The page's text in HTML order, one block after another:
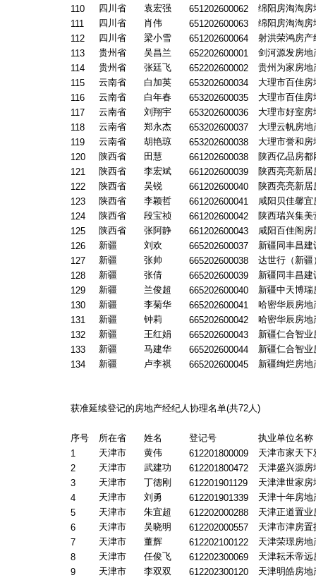
110
四川省 袁宏强 651202600062
绵阳房淘淘房
111
四川省 肖伟 651202600063
绵阳房淘淘房
112
四川省 梁小雪 651202600064
射洪荣鸿房产
113
贵州省 吴昌兰 652202600001
剑河源发房地
114
贵州省 张廷飞 652202600002
贵州为家房地
115
云南省 白加英 653202600034
大理市百佳
116
云南省 白年春 653202600035
大理市百佳
117
云南省 刘翔宇 653202600036
大理市好室
118
云南省 郑永杰 653202600037
大理云帆房
119
云南省 胡艳琼 653202600038
大理市誉和
120
陕西省 田慧 661202600038
陕西亿品房
121
陕西省 李宏斌 661202600039
陕西亮亮新
122
陕西省 吴锐 661202600040
陕西亮亮新
123
陕西省 李颖哲 661202600041
咸阳贝佳馨
124
陕西省 段宝祯 661202600042
陕西瑞兴集
125
陕西省 张阿静 661202600043
咸阳百佳阁
126
新疆 刘欢 665202600037
新疆同丰昌
127
新疆 张帅 665202600038
达世行（新疆
128
新疆 张倩 665202600039
新疆同丰昌
129
新疆 兰俊超 665202600040
新疆中天博
130
新疆 李菊华 665202600041
哈密华辰房地
131
新疆 钟莉 665202600042
哈密华辰房地
132
新疆 王红娟 665202600043
新疆仁合智
133
新疆 马建华 665202600044
新疆仁合智
134
新疆 卢李祺 665202600045 新疆绚烂房
获准延续登记的房地产经纪人协理名单(共72人)
序号 所在省 姓名 登记号
执业单位名称
1
天津市 黄伟 612201800009
天津市家天
2
天津市 武建功 612201800472
天津盛兴源
3
天津市 丁德刚 612201901129
天津津世家
4
天津市 刘勇 612201901339
天津十年房
5
天津市 朱宜超 612202000288
天津正道置
6
天津市 吴晓明 612202000557
天津市津房
7
天津市 董辉 612202100122
天津荣璟房
8
天津市 任俊飞 612202300069
天津耘禾帝
9
天津市 李双双 612202300120 天津明皓房